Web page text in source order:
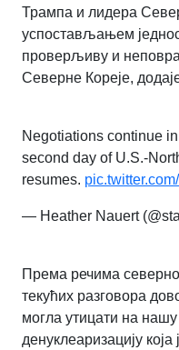
Трампа и лидера
успостављањем
проверљиву и
Северне Кореје,
Negotiations continue
second day of U.S.-
resumes.
— Heather Nauert
Према речима
текућих разговора
могла утицати на
денуклеаризацију која